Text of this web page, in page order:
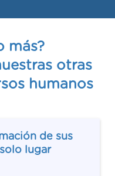
más?
otras
humanos
de sus
lugar